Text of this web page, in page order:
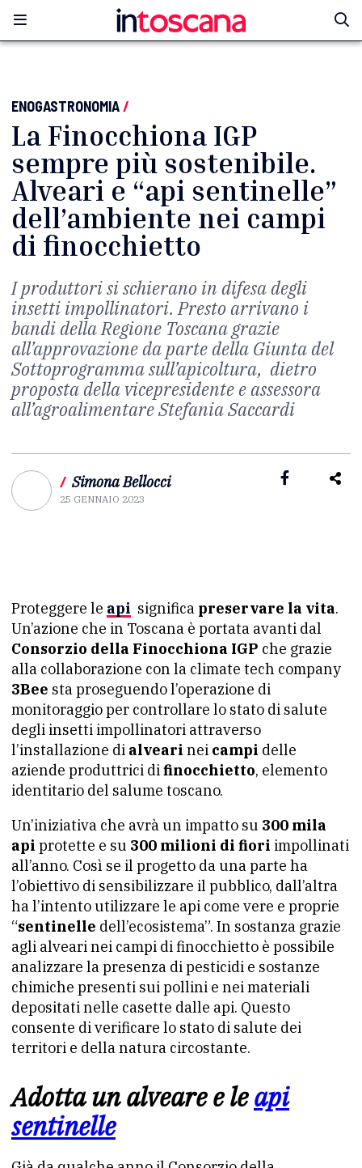
ENOGASTRONOMIA/
La Finocchiona IGP
sempre più sostenibile.
Alveari e “api sentinelle”
dell’ambiente nei campi
di finocchietto
I produttori si schierano in difesa degli
insetti impollinatori. Presto arrivano i
bandi della Regione Toscana grazie
all’approvazione da parte della Giunta del
Sottoprogramma sull’apicoltura, dietro
proposta della vicepresidente e assessora
all’agroalimentare Stefania Saccardi
/ Simona Bellocci
25 GENNAIO 2023
Proteggere le api significa preservare la vita.
Un’azione che in Toscana è portata avanti dal
Consorzio della Finocchiona IGP che grazie
alla collaborazione con la climate tech company
3Bee sta proseguendo l’operazione di
monitoraggio per controllare lo stato di salute
degli insetti impollinatori attraverso
l’installazione di alveari nei campi delle
aziende produttrici difinocchietto, elemento
identitario del salume toscano.
Un’iniziativa che avrà un impatto su 300 mila
api protette e su 300 milioni di fiori impollinati
all’anno. Così se il progetto da una parte ha
l’obiettivo di sensibilizzare il pubblico, dall’altra
ha l’intento utilizzare le api come vere e proprie
“sentinelle dell’ecosistema”. In sostanza grazie
agli alveari nei campi di finocchietto è possibile
analizzare la presenza di pesticidi e sostanze
chimiche presenti sui pollini e nei materiali
depositati nelle casette dalle api. Questo
consente di verificare lo stato di salute dei
territori e della natura circostante.
Adotta un alveare e leapi
sentinelle